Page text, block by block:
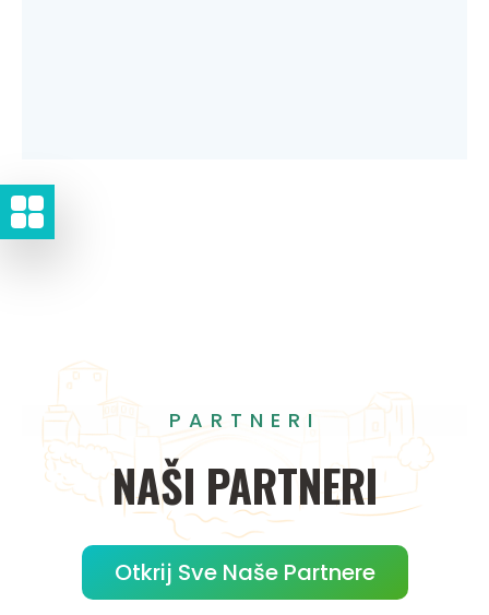
PARTNERI
NAŠI PARTNERI
Otkrij Sve Naše Partnere